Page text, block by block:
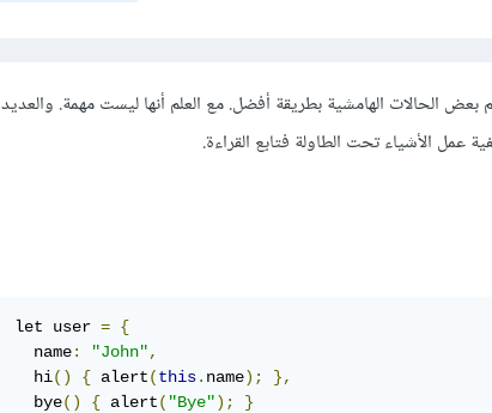
بعض الحالات الهامشية بطريقة أفضل. مع العلم أنها ليست مهمة. والعديد
الأشياء تحت الطاولة فتابع القراءة.
let user = {
  name
: "John",
  hi
() { alert(this. name);
},
  bye
() { alert( "Bye");
}